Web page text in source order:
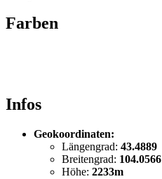
Farben
Infos
Geokoordinaten:
Längengrad: 43.4889
Breitengrad: 104.0566
Höhe: 2233m